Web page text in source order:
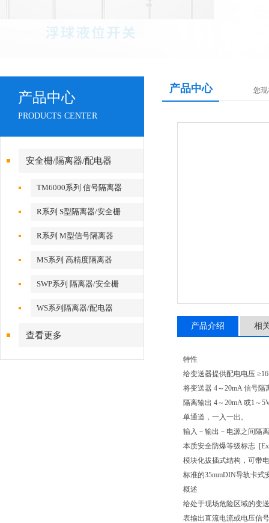
产品中心
PRODUCTS CENTER
安全栅/隔离器/配电器
TM6000系列 信号隔离器
R系列 S型隔离器/安全栅
R系列 M型信号隔离器
MS系列 高精度隔离器
SWP系列 隔离器/安全栅
WS系列隔离器/配电器
查看更多
产品中心 您
产品介绍 相
特性
给变送器提供配电电压
将变送器 4～20mA 信号隔
隔离输出 4～20mA 或1～
单通道，一入一出。
输入－输出－电源之间隔离
本质安全防爆等级标志
模块化拔插式结构，可带
标准的35mmDIN导轨卡式
概述
给处于现场危险区域的变
表输出直流电流或电压信